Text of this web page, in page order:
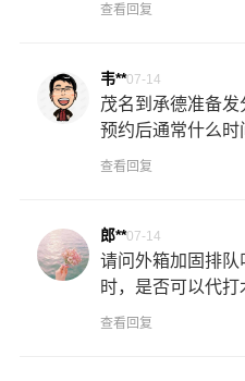
查看回复
韦**07-14
茂名到承德准备发
预约后通常什么时
查看回复
郎**07-14
请问外箱加固排
时，是否可以代打
查看回复